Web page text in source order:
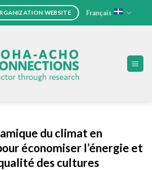
WEBSITE Français
du climat en
économiser l’énergie et
des cultures